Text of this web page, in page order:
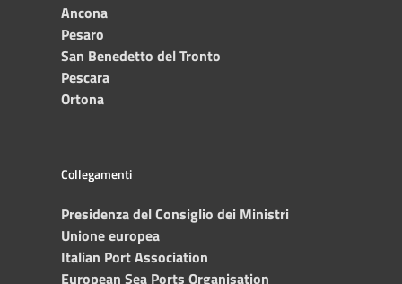
Ancona
Pesaro
San Benedetto del Tronto
Pescara
Ortona
Collegamenti
Presidenza del Consiglio dei Ministri
Unione europea
Italian Port Association
European Sea Ports Organisation